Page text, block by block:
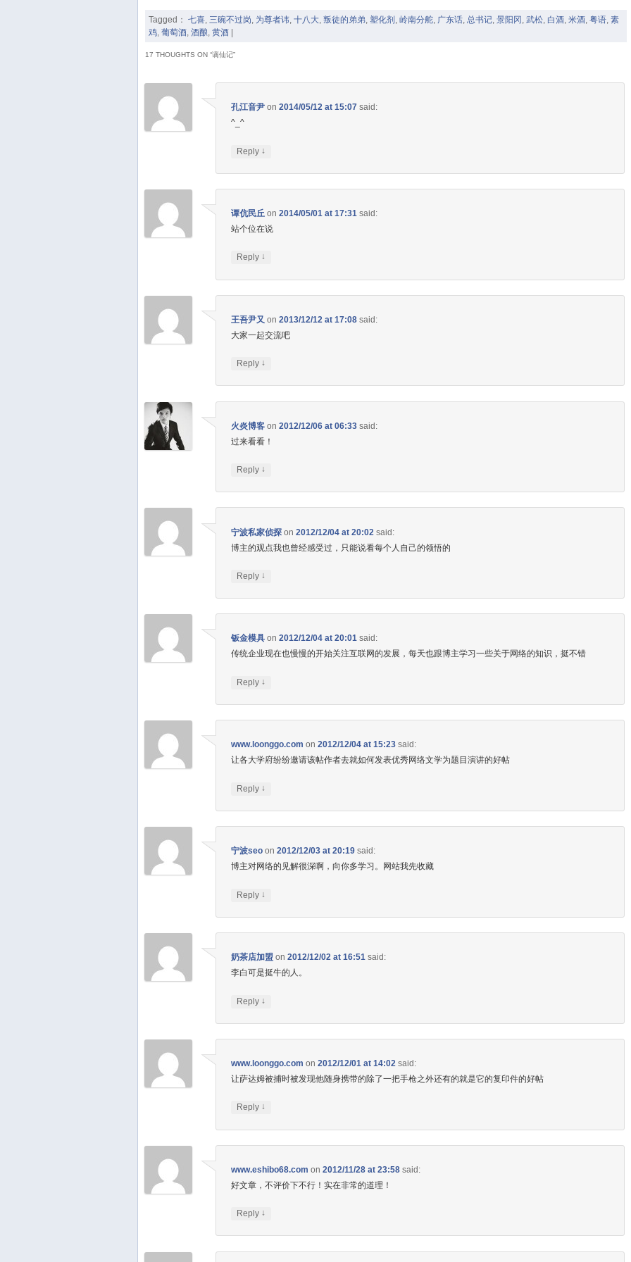
Tagged： 七喜, 三碗不过岗, 为尊者讳, 十八大, 叛徒的弟弟, 塑化剂, 岭南分舵, 广东话, 总书记, 景阳冈, 武松, 白酒, 米酒, 粤语, 素
鸡, 葡萄酒, 酒酿, 黄酒 |
17 THOUGHTS ON “谪仙记”
孔江音尹 on2014/05/12 at 15:07 said:
^_^
Reply ↓
谭伉民丘 on2014/05/01 at 17:31 said:
站个位在说
Reply ↓
王吾尹又 on2013/12/12 at 17:08 said:
大家一起交流吧
Reply ↓
火炎博客 on2012/12/06 at 06:33 said:
过来看看！
Reply ↓
宁波私家侦探 on2012/12/04 at 20:02 said:
博主的观点我也曾经感受过，只能说看每个人自己的领悟的
Reply ↓
钣金模具 on2012/12/04 at 20:01 said:
传统企业现在也慢慢的开始关注互联网的发展，每天也跟博主学习一些关于网络的知识，挺不错
Reply ↓
www.loonggo.com on2012/12/04 at 15:23 said:
让各大学府纷纷邀请该帖作者去就如何发表优秀网络文学为题目演讲的好帖
Reply ↓
宁波seo on2012/12/03 at 20:19 said:
博主对网络的见解很深啊，向你多学习。网站我先收藏
Reply ↓
奶茶店加盟 on2012/12/02 at 16:51 said:
李白可是挺牛的人。
Reply ↓
www.loonggo.com on2012/12/01 at 14:02 said:
让萨达姆被捕时被发现他随身携带的除了一把手枪之外还有的就是它的复印件的好帖
Reply ↓
www.eshibo68.com on2012/11/28 at 23:58 said:
好文章，不评价下不行！实在非常的道理！
Reply ↓